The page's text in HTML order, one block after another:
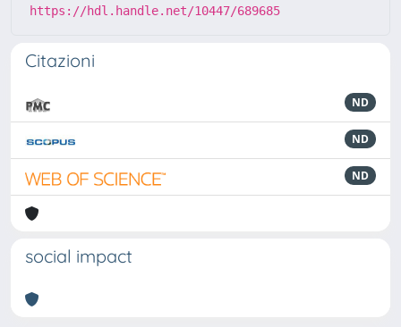
https://hdl.handle.net/10447/689685
Citazioni
ND
ND
ND
social impact